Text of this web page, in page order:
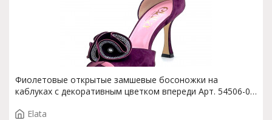
Фиолетовые открытые замшевые босоножки на
каблуках с декоративным цветком впереди Арт. 54506-0
Elata